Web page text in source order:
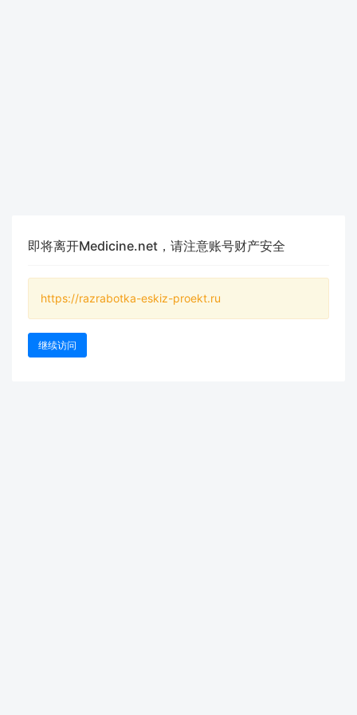
即将离开Medicine.net，请注意账号财产安全
https://razrabotka-eskiz-proekt.ru
继续访问